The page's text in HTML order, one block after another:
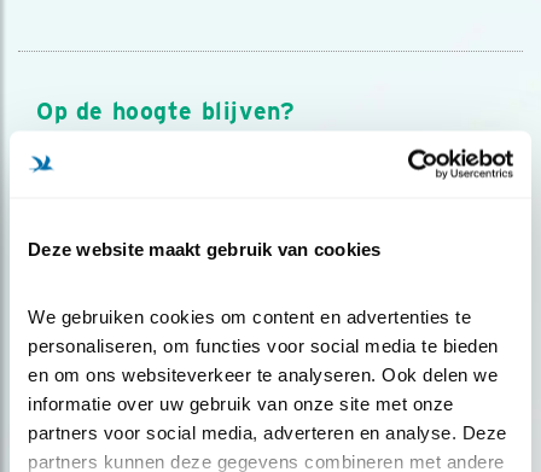
Deze website maakt gebruik van cookies
We gebruiken cookies om content en advertenties te
personaliseren, om functies voor social media te bieden
en om ons websiteverkeer te analyseren. Ook delen we
informatie over uw gebruik van onze site met onze
partners voor social media, adverteren en analyse. Deze
partners kunnen deze gegevens combineren met andere
Op de hoogte blijven?
Meld je aan en ontvang nieuws, inspiratie, acties en tips
over vogels en activiteiten van Vogelbescherming.